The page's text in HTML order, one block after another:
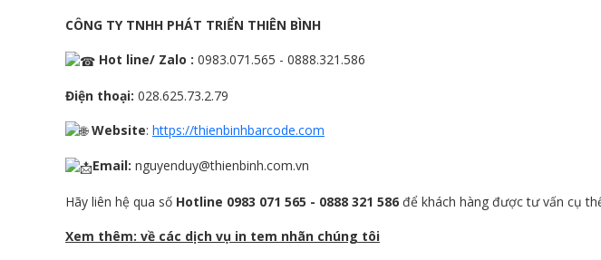
CÔNG TY TNHH PHÁT TRIỂN THIÊN BÌNH
Hot line/ Zalo : 0983.071.565 - 0888.321.586
Điện thoại: 028.625.73.2.79
Website: https://thienbinhbarcode.com
Email: nguyenduy@thienbinh.com.vn
Hãy liên hệ qua số Hotline 0983 071 565 - 0888 321 586 để khách hàng được tư vấn cụ
Xem thêm: về các dịch vụ in tem nhãn chúng tôi